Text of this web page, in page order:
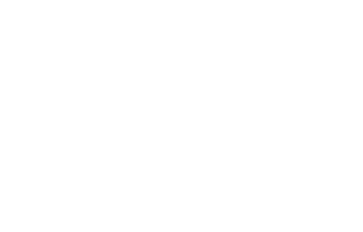
了承ください。
き作成されるも
をご了承くださ
です。
ありません。
です。
ず変更すること
1000ppm以下、
) : 1000ppm、
、
可)を取得する